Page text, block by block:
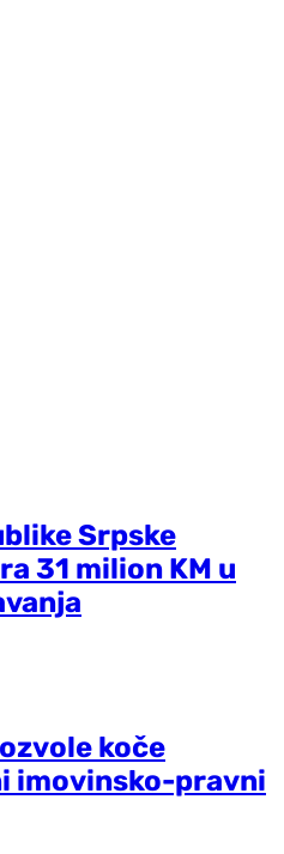
Srpske
31 milion KM u
koče
imovinsko-pravni